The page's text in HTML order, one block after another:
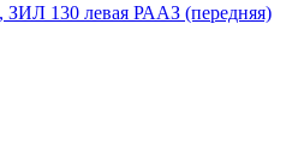
ЗИЛ 130 левая РААЗ (передняя)